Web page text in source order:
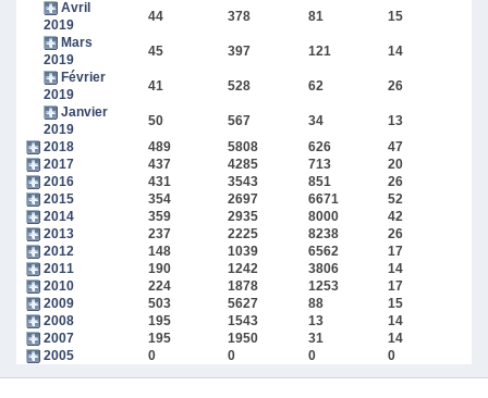
Avril
2019
44 378 81 15
Mars
2019
45 397 121 14
Février
2019
41 528 62 26
Janvier
2019
50 567 34 13
2018
489 5808 626 47
2017
437 4285 713 20
2016
431 3543 851 26
2015
354 2697 6671 52
2014
359 2935 8000 42
2013
237 2225 8238 26
2012
148 1039 6562 17
2011
190 1242 3806 14
2010
224 1878 1253 17
2009
503 5627 88 15
2008
195 1543 13 14
2007
195 1950 31 14
2005
0 0 0 0